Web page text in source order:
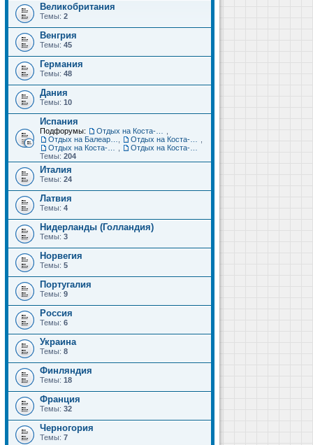
Великобритания
Темы: 2
Венгрия
Темы: 45
Германия
Темы: 48
Дания
Темы: 10
Испания
Подфорумы:
Темы: 204
Италия
Темы: 24
Латвия
Темы: 4
Нидерланды (Голландия)
Темы: 3
Норвегия
Темы: 5
Португалия
Темы: 9
Россия
Темы: 6
Украина
Темы: 8
Финляндия
Темы: 18
Франция
Темы: 32
Черногория
Темы: 7